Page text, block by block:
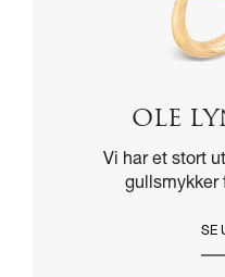
OLE
Vi har et stort
gullsmykker
SE